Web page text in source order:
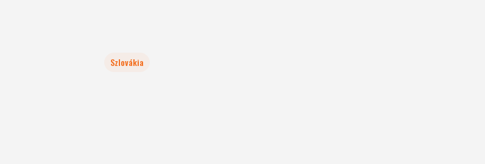
Szlovákia